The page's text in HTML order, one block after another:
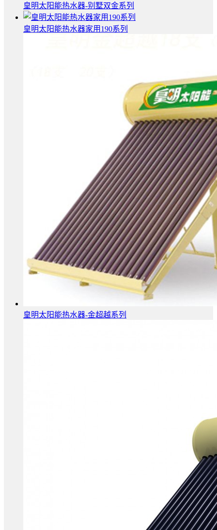
皇明太阳能热水器-别墅双金系列
皇明太阳能热水器家用190系列
皇明太阳能热水器-金超越系列